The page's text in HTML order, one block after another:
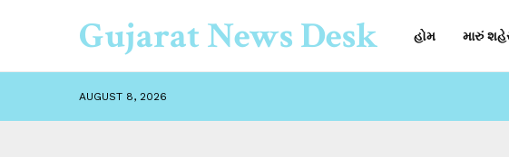
Gujarat News Desk હોમ મારું
AUGUST 8, 2026